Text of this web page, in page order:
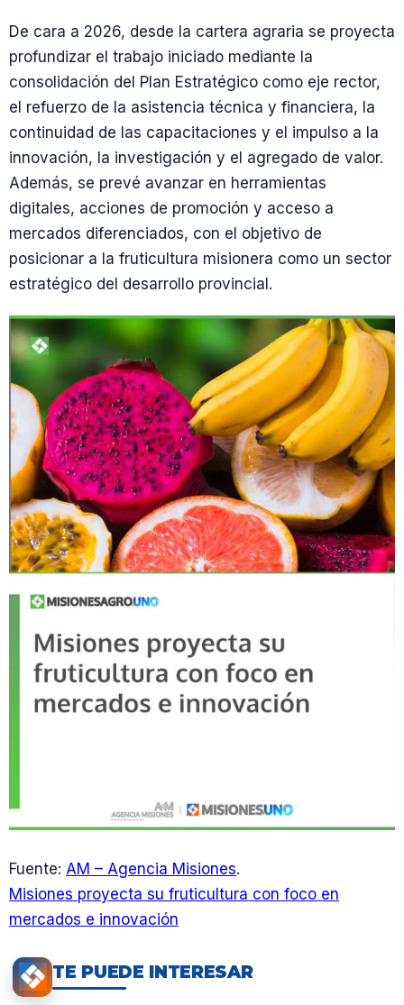
De cara a 2026, desde la cartera agraria se proyecta
profundizar el trabajo iniciado mediante la
consolidación del Plan Estratégico como eje rector,
el refuerzo de la asistencia técnica y financiera, la
continuidad de las capacitaciones y el impulso a la
innovación, la investigación y el agregado de valor.
Además, se prevé avanzar en herramientas
digitales, acciones de promoción y acceso a
mercados diferenciados, con el objetivo de
posicionar a la fruticultura misionera como un sector
estratégico del desarrollo provincial.
Fuente: AM – Agencia Misiones.
Misiones proyecta su fruticultura con foco en
mercados e innovación
TE PUEDE INTERESAR